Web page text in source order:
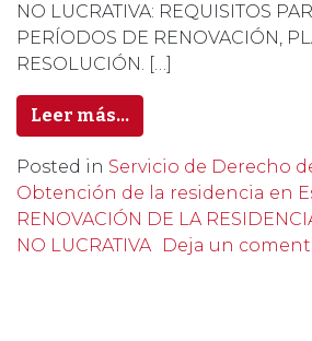
NO LUCRATIVA: REQUISITOS
PERÍODOS DE RENOVACIÓN,
RESOLUCIÓN. […]
Leer más…
Posted in Servicio de Derecho
Obtención de la residencia en
RENOVACIÓN DE LA
NO LUCRATIVA
Deja un